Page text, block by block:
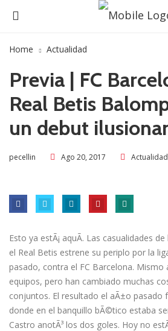
Home Actualidad
Previa | FC
Real Betis
un debut
pecellin Ago 20, 2017 Actualidad
Esto ya estÃ¡ aquÃ­. Las casualidades
el Real Betis estrene su periplo por la
pasado, contra el FC Barcelona. Mismo
equipos, pero han cambiado muchas
conjuntos. El resultado el aÃ±o pasado
donde en el banquillo bÃ©tico estaba
Castro anotÃ³ los dos goles. Hoy no